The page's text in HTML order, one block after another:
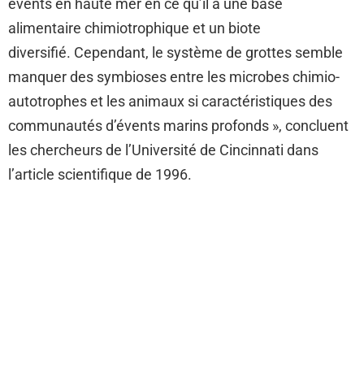
évents en haute mer en ce qu’il a une base
alimentaire chimiotrophique et un biote
diversifié. Cependant, le système de grottes semble
manquer des symbioses entre les microbes chimio-
autotrophes et les animaux si caractéristiques des
communautés d’évents marins profonds », concluent
les chercheurs de l’Université de Cincinnati dans
l’article scientifique de 1996.